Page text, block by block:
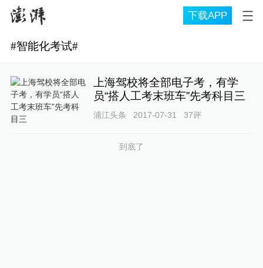
下载APP
#智能化考试#
上海驾校将全部电子考，有学
员“搭人工考末班车”先考科目三
浦江头条 2017-07-31 37评
到底了